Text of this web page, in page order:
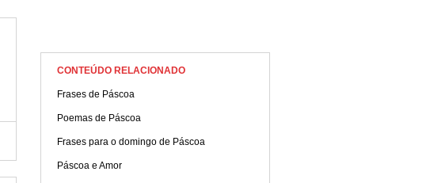
CONTEÚDO RELACIONADO
Frases de Páscoa
Poemas de Páscoa
Frases para o domingo de Páscoa
Páscoa e Amor